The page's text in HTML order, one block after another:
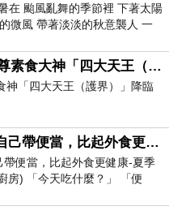
颱風亂舞的季節裡 下著太陽
微風 帶著淡淡的秋意襲人 一
2026.7.10，第79、80、81、82尊素食大神「四大天王（護界）」降臨寶島台灣（6）
神「四大天王（護界）」降臨
中午吃什麼？自己帶便當，比起外食更健康-夏季日常。(舞動馬尾廚房)
帶便當，比起外食更健康-夏季
房) 「今天吃什麼？」 「便
」 每天都在選擇